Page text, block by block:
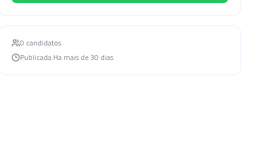
0 candidatos
Publicada Ha mais de 30 dias